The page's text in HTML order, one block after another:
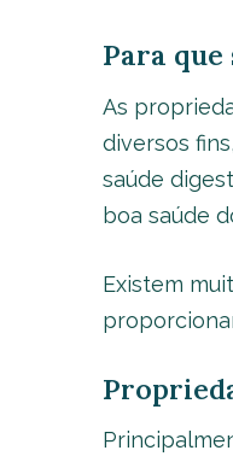
Para que
As
diversos
saúde
boa saúde
Existem